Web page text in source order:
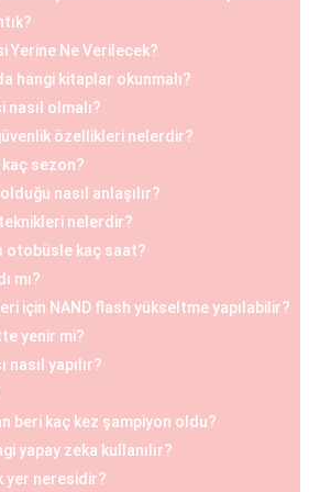
olduğu fiziksel
kaygılar nedeniyle bazı
estetiğini tercih
göğüs dokusunun ve
gerçekleştirilir. Göğüs
ve boyun ağrılarını
düzeltmek ve günlük yaşam
kadınlar arasında
Büyütme Öncesi ve Sonrası
öncesinde ve
takip edilir. Operasyon
detaylı bir görüşme yapılır,
uygun bir planlama yapılır.
ise hasta, iyileşme
Yerine Ne Verilecek?
hangi kitaplar okunmalı?
nasıl olmalı?
özellikleri nelerdir?
sezon?
nasıl anlaşılır?
nelerdir?
otobüsle kaç saat?
mı?
için NAND flash yükseltme yapılabilir?
yenir mi?
yapılır?
beri kaç kez şampiyon oldu?
yapay zeka kullanılır?
yer neresidir?